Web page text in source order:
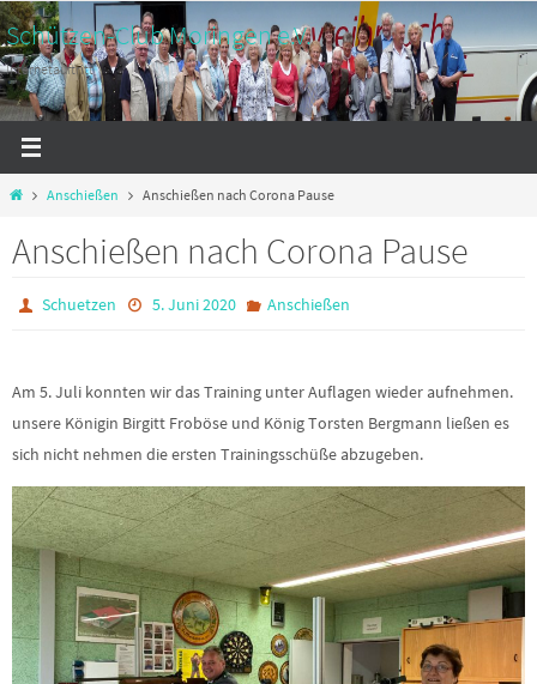
Zum
Inhalt
springen
Schützen-Club Moringen e.V.
Internetauftritt
StartAnschießen Anschießen nach Corona Pause
Anschießen nach Corona Pause
Schuetzen 5. Juni 2020 Anschießen
Am 5. Juli konnten wir das Training unter Auflagen wieder aufnehmen.
unsere Königin Birgitt Froböse und König Torsten Bergmann ließen es
sich nicht nehmen die ersten Trainingsschüße abzugeben.